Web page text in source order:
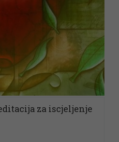
za iscjeljenje